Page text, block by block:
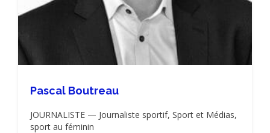
Pascal Boutreau
JOURNALISTE — Journaliste sportif, Sport et Médias,
sport au féminin